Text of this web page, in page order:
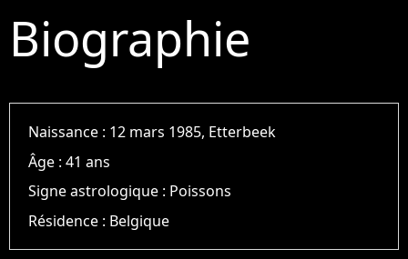
Biographie
Naissance : 12 mars 1985, Etterbeek
Âge :41 ans
Signe astrologique : Poissons
Résidence : Belgique